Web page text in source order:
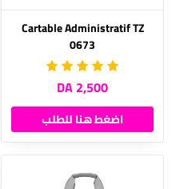
Cartable Administratif TZ
0673
2,500 DA
اضغط هنا للطلب